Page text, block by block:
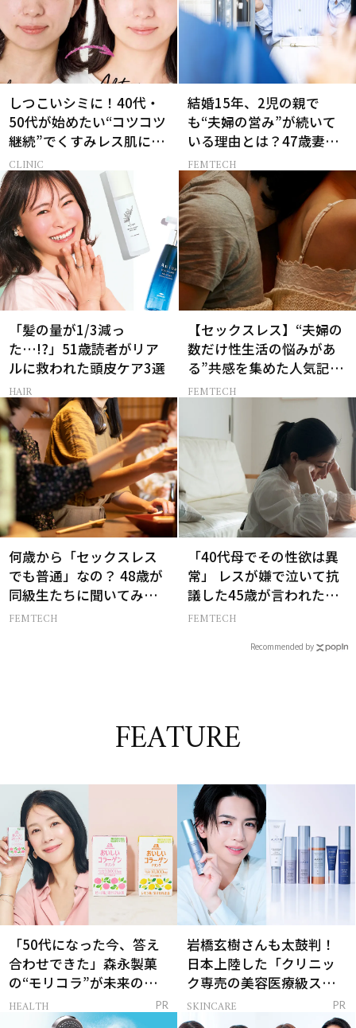
しつこいシミに！40代・
50代が始めたい“コツコツ
継続”でくすみレス肌に！
【BeforeAfter】
CLINIC
結婚15年、2児の親で
も“夫婦の営み”が続いて
いる理由とは？47歳妻が
実践する【レスにならな
いコツ】
FEMTECH
「髪の量が1/3減っ
た…!?」51歳読者がリア
ルに救われた頭皮ケア3選
HAIR
【セックスレス】“夫婦の
数だけ性生活の悩みがあ
る”共感を集めた人気記事
10選
FEMTECH
何歳から「セックスレス
でも普通」なの？ 48歳が
同級生たちに聞いてみた
ら…
FEMTECH
「40代母でその性欲は異
常」 レスが嫌で泣いて抗
議した45歳が言われた暴
言【セックスレス AND
FEMTECH
Recommended by
FEATURE
「50代になった今、答え
合わせできた」森永製菓
の“モリコラ”が未来のキ
レイを連れてくる！
HEALTH PR
岩橋玄樹さんも太鼓判！
日本上陸した「クリニッ
ク専売の美容医療級スキ
ンケア」
SKINCARE PR